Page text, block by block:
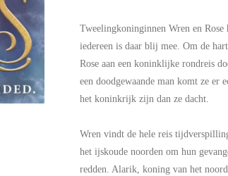
Tweelingkoninginnen Wren en
iedereen is daar blij mee. Om de
Rose aan een koninklijke rondreis
een doodgewaande man komt ze er
het koninkrijk zijn dan ze dacht.
Wren vindt de hele reis
het ijskoude noorden om hun
redden. Alarik, koning van het